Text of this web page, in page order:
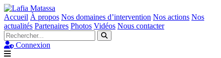
Accueil À propos Nos domaines d’intervention Nos actions Nos
actualités Partenaires Photos Vidéos Nous contacter
Connexion